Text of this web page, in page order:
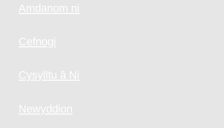
Amdanom ni
Cefnogi
Cysylltu â Ni
Newyddion